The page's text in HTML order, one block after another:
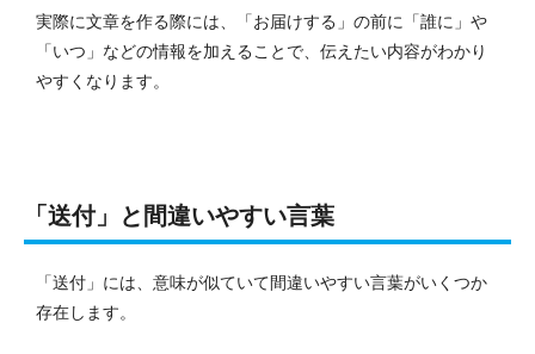
実際に文章を作る際には、「お届けする」の前に「誰に」や
「いつ」などの情報を加えることで、伝えたい内容がわかり
やすくなります。
「送付」と間違いやすい言葉
「送付」には、意味が似ていて間違いやすい言葉がいくつか
存在します。